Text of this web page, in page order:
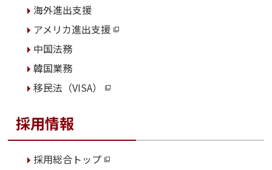
海外進出支援
アメリカ進出支援
中国法務
韓国業務
移民法（VISA）
採用情報
採用総合トップ